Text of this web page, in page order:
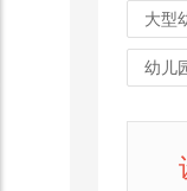
大型
幼儿